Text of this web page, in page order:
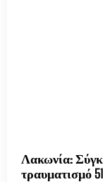
Λακωνία:
τραυματισμό